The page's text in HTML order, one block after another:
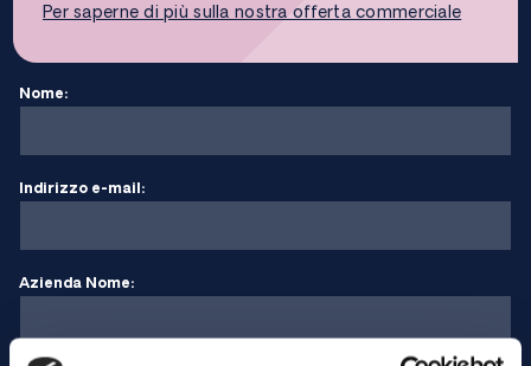
Per saperne di più sulla nostra offerta commerciale
Nome:
Indirizzo e-mail:
Azienda Nome: